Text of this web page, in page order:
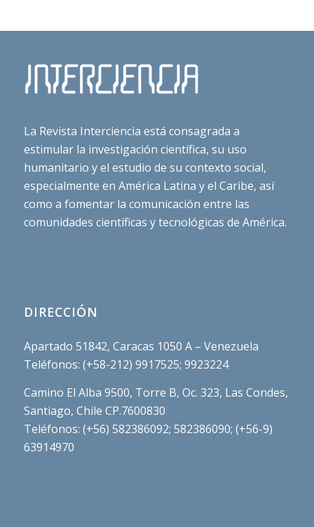
La Revista Interciencia está consagrada a
estimular la investigación científica, su uso
humanitario y el estudio de su contexto social,
especialmente en América Latina y el Caribe, así
como a fomentar la comunicación entre las
comunidades científicas y tecnológicas de América.
DIRECCIÓN
Apartado 51842, Caracas 1050 A – Venezuela
Teléfonos: (+58-212) 9917525; 9923224
Camino El Alba 9500, Torre B, Oc. 323, Las Condes,
Santiago, Chile CP.7600830
Teléfonos: (+56) 582386092; 582386090; (+56-9)
63914970